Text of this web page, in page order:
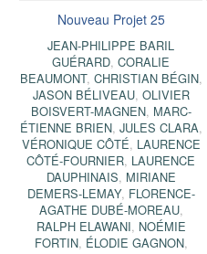
Nouveau Projet 25
JEAN-PHILIPPE BARIL
GUÉRARD,CORALIE
BEAUMONT, CHRISTIAN BÉGIN,
JASON BÉLIVEAU, OLIVIER
BOISVERT-MAGNEN, MARC-
ÉTIENNE BRIEN, JULES CLARA,
VÉRONIQUE CÔTÉ, LAURENCE
CÔTÉ-FOURNIER, LAURENCE
DAUPHINAIS, MIRIANE
DEMERS-LEMAY, FLORENCE-
AGATHE DUBÉ-MOREAU,
RALPH ELAWANI, NOÉMIE
FORTIN, ÉLODIE GAGNON,